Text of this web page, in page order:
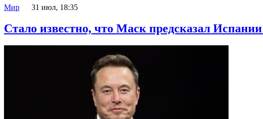
Мир 31 июл, 18:35
Стало известно, что Маск предсказал